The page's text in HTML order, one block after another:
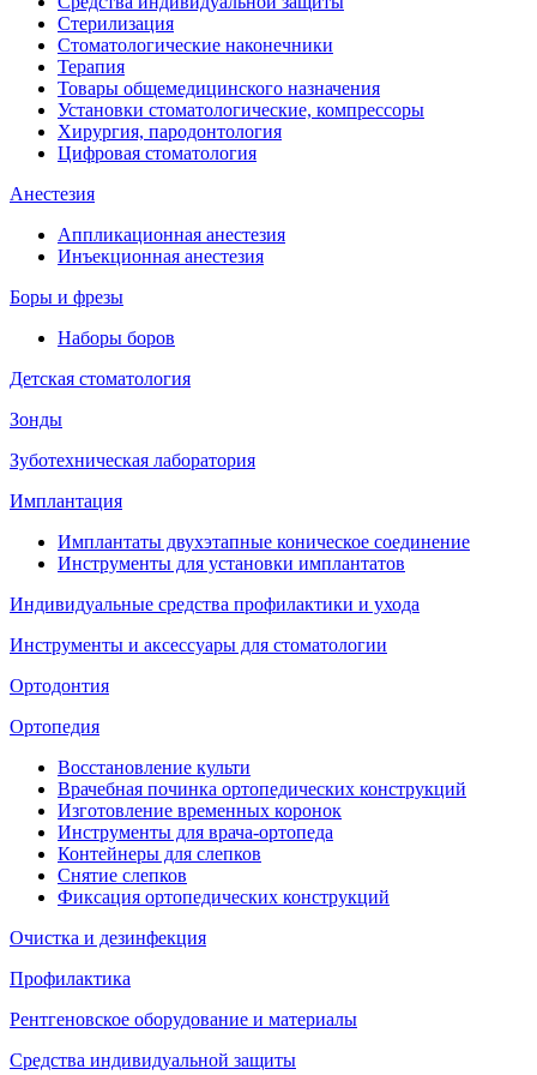
Стерилизация
Стоматологические наконечники
Терапия
Товары общемедицинского назначения
Установки стоматологические, компрессоры
Хирургия, пародонтология
Цифровая стоматология
Анестезия
Аппликационная анестезия
Инъекционная анестезия
Боры и фрезы
Наборы боров
Детская стоматология
Зонды
Зуботехническая лаборатория
Имплантация
Имплантаты двухэтапные коническое соединение
Инструменты для установки имплантатов
Индивидуальные средства профилактики и ухода
Инструменты и аксессуары для стоматологии
Ортодонтия
Ортопедия
Восстановление культи
Врачебная починка ортопедических конструкций
Изготовление временных коронок
Инструменты для врача-ортопеда
Контейнеры для слепков
Снятие слепков
Фиксация ортопедических конструкций
Очистка и дезинфекция
Профилактика
Рентгеновское оборудование и материалы
Средства индивидуальной защиты